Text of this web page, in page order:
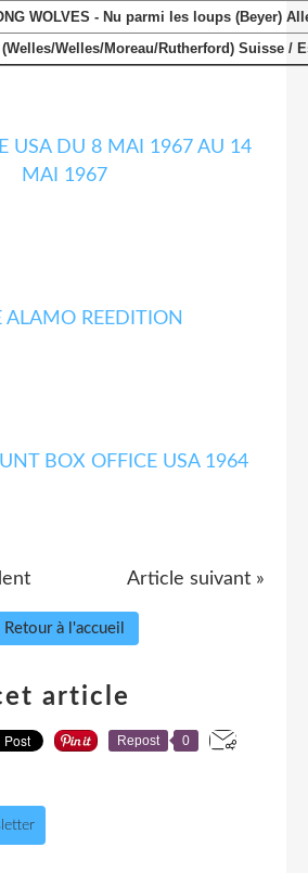
WOLVES - Nu parmi les loups (Beyer)
(Welles/Welles/Moreau/Rutherford) Suisse /
Article suivant »
Retour à l'accueil
article
Repost 0